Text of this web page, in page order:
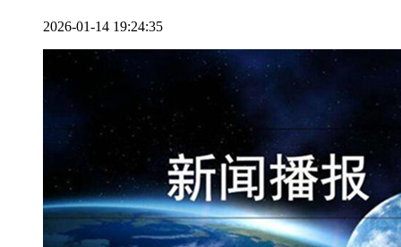
2026-01-14 19:24:35